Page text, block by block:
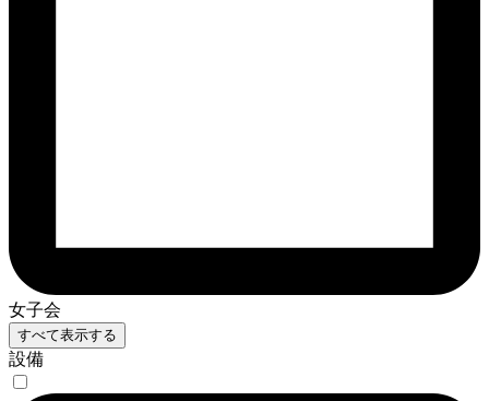
女子会
すべて表示する
設備